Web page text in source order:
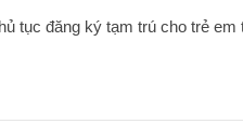
tục đăng ký tạm trú cho trẻ